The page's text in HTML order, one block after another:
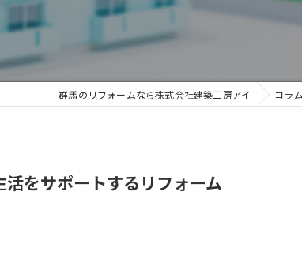
断熱
群馬のリフォームなら株式会社建築工房アイ コラム
をサポートするリフォーム